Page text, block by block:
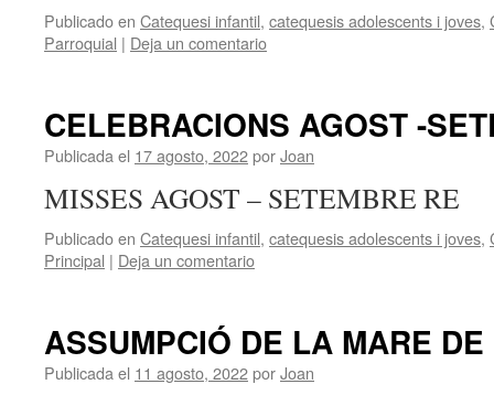
Publicado en Catequesi infantil, catequesis adolescents i joves,
Parroquial | Deja un comentario
CELEBRACIONS AGOST -
Publicada el 17 agosto, 2022porJoan
MISSES AGOST – SETEMBRE RE
Publicado en Catequesi infantil, catequesis adolescents i joves,
Principal | Deja un comentario
ASSUMPCIÓ DE LA MARE DE
Publicada el 11 agosto, 2022porJoan